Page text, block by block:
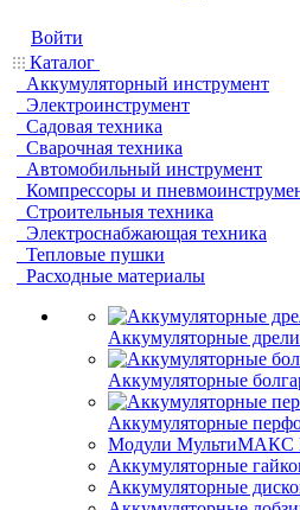
Войти
Каталог
Аккумуляторный инструмент
Электроинструмент
Садовая техника
Сварочная техника
Автомобильный инструмент
Компрессоры и
Строительныя техника
Электроснабжающая техника
Тепловые пушки
Расходные материалы
Аккумуляторные
Аккумуляторные
Аккумуляторные
Модули МультиМАКС
Аккумуляторные
Аккумуляторные